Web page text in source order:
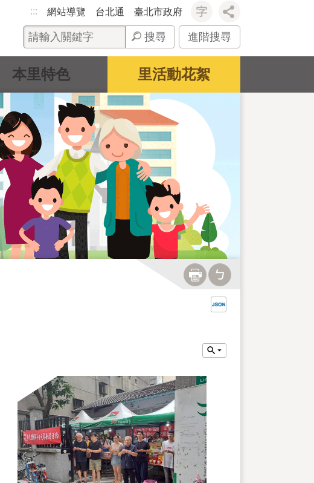
::: 網站導覽 台北通 臺北市政府
搜尋 進階搜尋
本里特色 里活動花絮